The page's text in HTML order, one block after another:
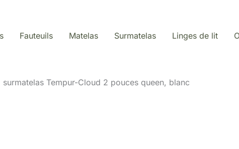
Fauteuils Matelas Surmatelas Linges de lit
surmatelas Tempur-Cloud 2 pouces queen, blanc